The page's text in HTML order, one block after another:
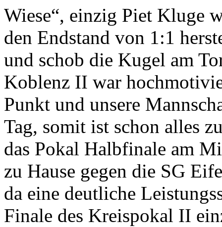
Wiese“, einzig Piet Kluge
den Endstand von 1:1
und schob die Kugel am
Koblenz II war
Punkt und unsere
Tag, somit ist schon alles
das Pokal Halbfinale am
zu Hause gegen die SG
da eine deutliche
Finale des Kreispokal II